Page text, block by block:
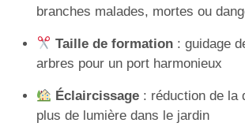
branches malades, mortes ou
Taille de formation: guidage
arbres pour un port harmonieux
Éclaircissage: réduction de la
plus de lumière dans le jardin